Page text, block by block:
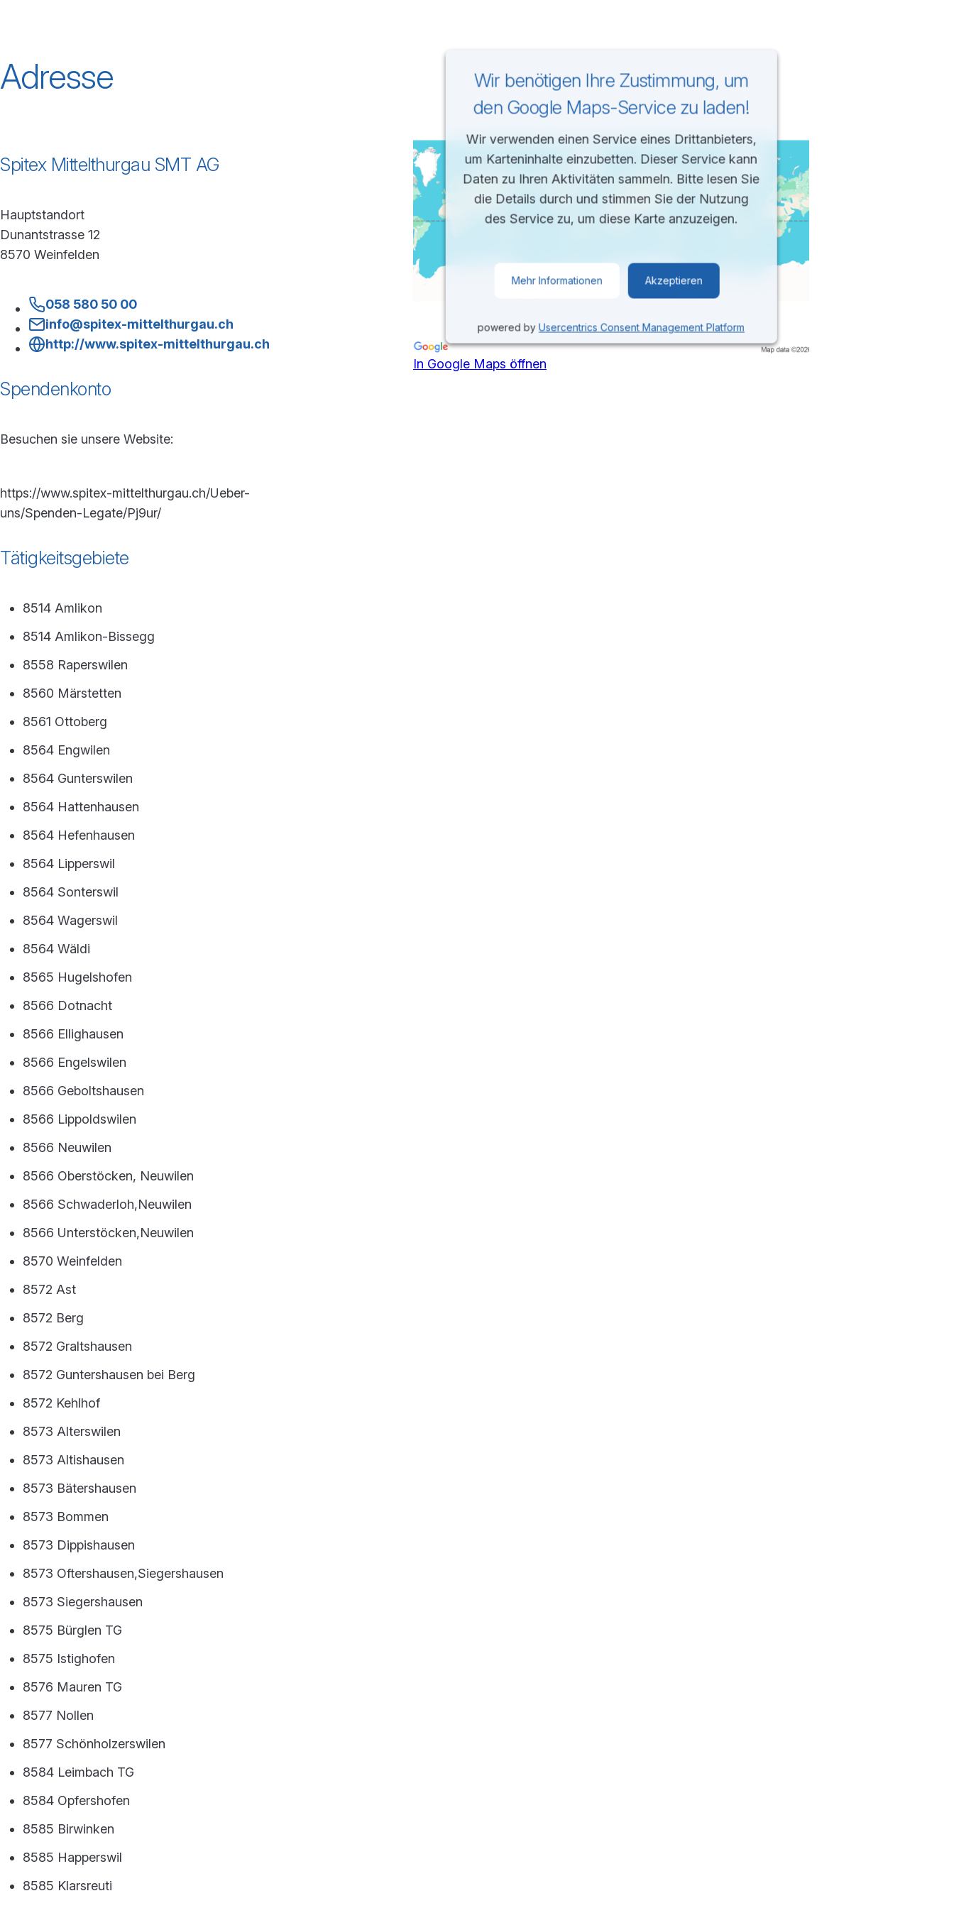
Adresse
Spitex Mittelthurgau SMT AG
Hauptstandort
Dunantstrasse 12
8570 Weinfelden
058 580 50 00
info@spitex-mittelthurgau.ch
http://www.spitex-mittelthurgau.ch
Spendenkonto
Besuchen sie unsere Website:
https://www.spitex-mittelthurgau.ch/Ueber-
uns/Spenden-Legate/Pj9ur/
Tätigkeitsgebiete
8514 Amlikon
8514 Amlikon-Bissegg
8558 Raperswilen
8560 Märstetten
8561 Ottoberg
8564 Engwilen
8564 Gunterswilen
8564 Hattenhausen
8564 Hefenhausen
8564 Lipperswil
8564 Sonterswil
8564 Wagerswil
8564 Wäldi
8565 Hugelshofen
8566 Dotnacht
8566 Ellighausen
8566 Engelswilen
8566 Geboltshausen
8566 Lippoldswilen
8566 Neuwilen
8566 Oberstöcken, Neuwilen
8566 Schwaderloh,Neuwilen
8566 Unterstöcken,Neuwilen
8570 Weinfelden
8572 Ast
8572 Berg
8572 Graltshausen
8572 Guntershausen bei Berg
8572 Kehlhof
8573 Alterswilen
8573 Altishausen
8573 Bätershausen
8573 Bommen
8573 Dippishausen
8573 Oftershausen,Siegershausen
8573 Siegershausen
8575 Bürglen TG
8575 Istighofen
8576 Mauren TG
8577 Nollen
8577 Schönholzerswilen
8584 Leimbach TG
8584 Opfershofen
8585 Birwinken
8585 Happerswil
8585 Klarsreuti
Wir benötigen Ihre Zustimmung, um
den Google Maps-Service zu laden!
Wir verwenden einen Service eines Drittanbieters,
um Karteninhalte einzubetten. Dieser Service kann
Daten zu Ihren Aktivitäten sammeln. Bitte lesen Sie
die Details durch und stimmen Sie der Nutzung
des Service zu, um diese Karte anzuzeigen.
Mehr Informationen Akzeptieren
powered by Usercentrics Consent Management Platform
In Google Maps öffnen